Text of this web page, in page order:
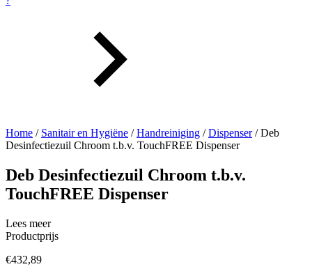
Home / Sanitair en Hygiëne /Handreiniging /Dispenser/ Deb
Desinfectiezuil Chroom t.b.v. TouchFREE Dispenser
Deb Desinfectiezuil Chroom t.b.v.
TouchFREE Dispenser
Lees meer
Productprijs
€432,89